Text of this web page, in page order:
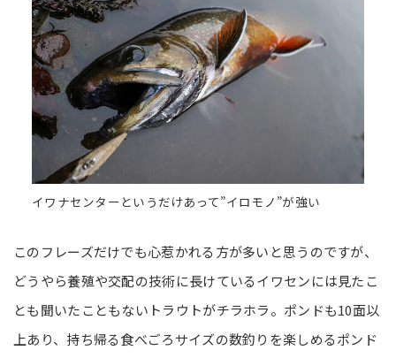
イワナセンターというだけあって”イロモノ”が強い
このフレーズだけでも心惹かれる方が多いと思うのですが、
どうやら養殖や交配の技術に長けているイワセンには見たこ
とも聞いたこともないトラウトがチラホラ。ポンドも10面以
上あり、持ち帰る食べごろサイズの数釣りを楽しめるポンド